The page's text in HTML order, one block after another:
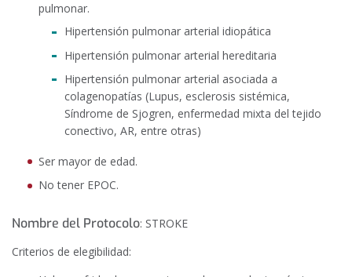
pulmonar.
Hipertensión pulmonar arterial idiopática
Hipertensión pulmonar arterial hereditaria
Hipertensión pulmonar arterial asociada a
colagenopatías (Lupus, esclerosis sistémica,
Síndrome de Sjogren, enfermedad mixta del tejido
conectivo, AR, entre otras)
Ser mayor de edad.
No tener EPOC.
Nombre del Protocolo: STROKE
Criterios de elegibilidad: